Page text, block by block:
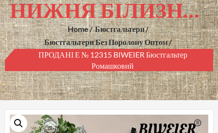
НИЖНЯ БІЛИЗНА ГУРТОМ
Home
Бюстгальтери
Бюстгальтери Без Поролону Оптом
ПРОДАНІ Е № 12315 BIWEIER Бюстгальтер
Ромашковий